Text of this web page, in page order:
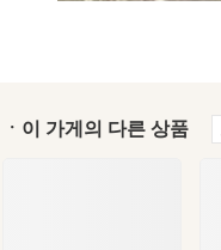
ㆍ이 가게의 다른 상품